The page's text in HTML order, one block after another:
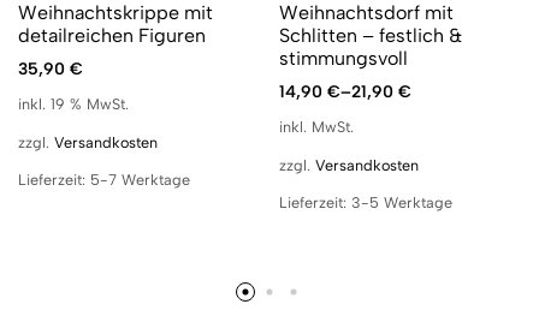
Weihnachtskrippe mit
detailreichen Figuren
35,90 €
inkl. 19 % MwSt.
zzgl. Versandkosten
Lieferzeit: 5-7 Werktage
Weihnachtsdorf mit
Schlitten – festlich &
stimmungsvoll
14,90 €–21,90 €
inkl. MwSt.
zzgl. Versandkosten
Lieferzeit: 3-5 Werktage